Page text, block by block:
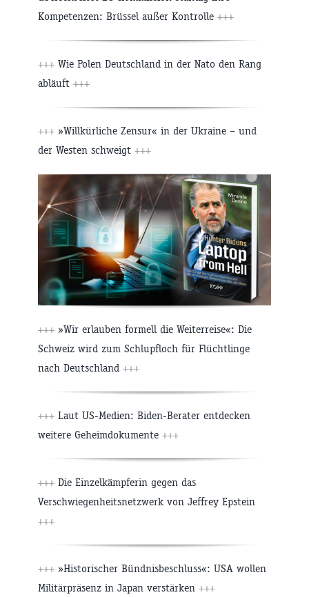
Kompetenzen: Brüssel außer Kontrolle +++
+++ Wie Polen Deutschland in der Nato den Rang
abläuft +++
+++ »Willkürliche Zensur« in der Ukraine – und
der Westen schweigt +++
+++ »Wir erlauben formell die Weiterreise«: Die
Schweiz wird zum Schlupfloch für Flüchtlinge
nach Deutschland +++
+++ Laut US-Medien: Biden-Berater entdecken
weitere Geheimdokumente +++
+++ Die Einzelkämpferin gegen das
Verschwiegenheitsnetzwerk von Jeffrey Epstein
+++
+++ »Historischer Bündnisbeschluss«: USA wollen
Militärpräsenz in Japan verstärken +++